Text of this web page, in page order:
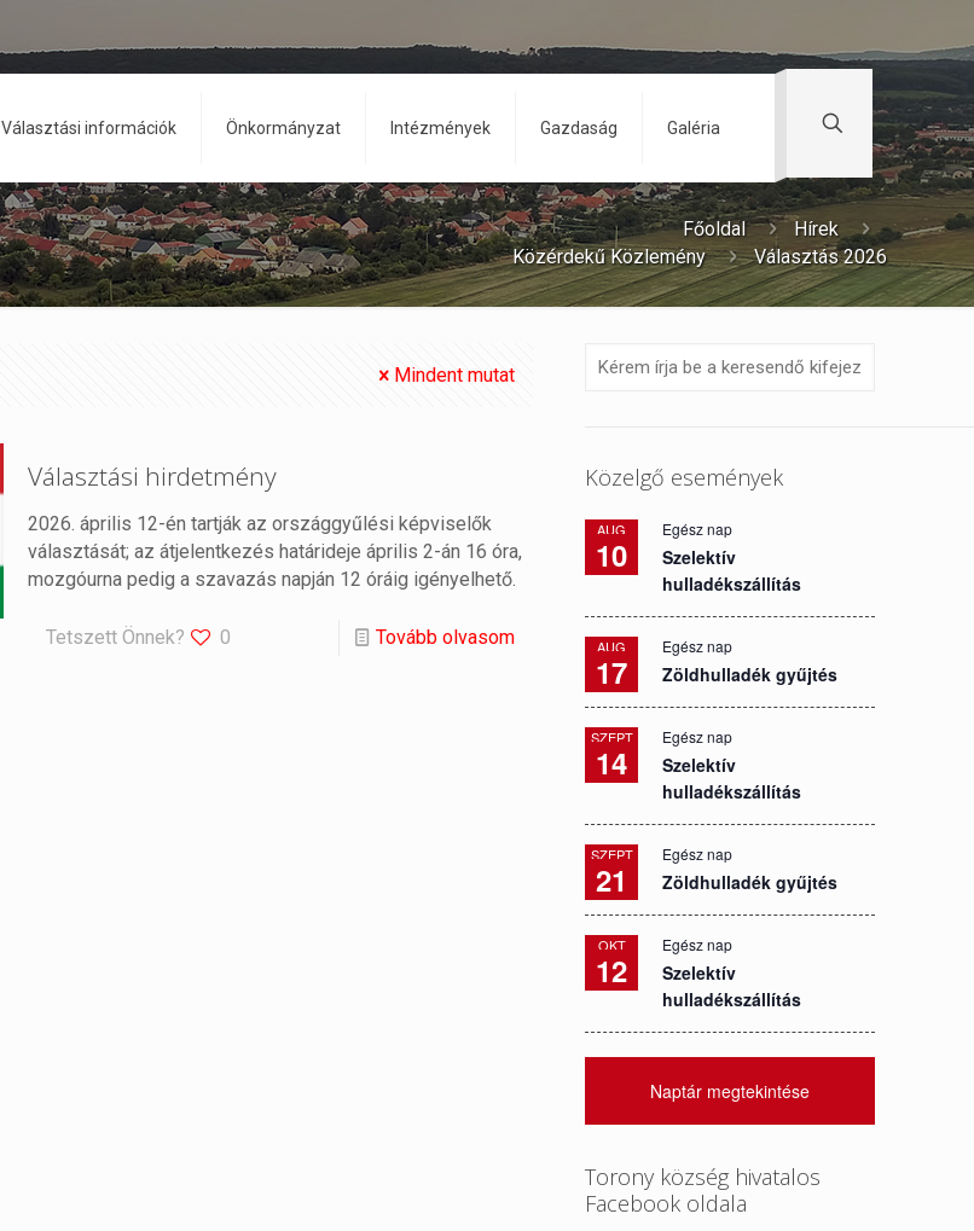
Választási információk Önkormányzat Intézmények Gazdaság Galéria
Főoldal
Hírek
Közérdekű Közlemény
Választás 2026
Mindent mutat
Választási hirdetmény
2026. április 12-én tartják az országgyűlési képviselők
választását; az átjelentkezés határideje április 2-án 16 óra,
mozgóurna pedig a szavazás napján 12 óráig igényelhető.
Tetszett Önnek? 0 Tovább olvasom
Közelgő események
AUG
10
Egész nap
Szelektív
hulladékszállítás
AUG
17
Egész nap
Zöldhulladék gyűjtés
SZEPT
14
Egész nap
Szelektív
hulladékszállítás
SZEPT
21
Egész nap
Zöldhulladék gyűjtés
OKT
12
Egész nap
Szelektív
hulladékszállítás
Naptár megtekintése
Torony község hivatalos
Facebook oldala